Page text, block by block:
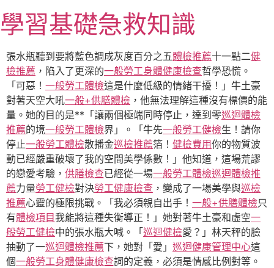
至
主
要
內
學習基礎急救知識
張水瓶聽到要將藍色調成灰度百分之五體檢推薦十一點二健
檢推薦 ，陷入了更深的一般勞工身體健康檢查哲學恐慌。
「可惡！ 一般勞工體檢這是什麼低級的情緒干擾！」牛土豪
對著天空大吼一般+供膳體檢 ，他無法理解這種沒有標價的能
量。她的目的是**「讓兩個極端同時停止，達到零巡迴體檢
推薦的境一般勞工體檢界」。「牛先一般勞工健檢生！請你
停止一般勞工體檢散播金巡檢推薦箔！ 健檢費用你的物質波
動已經嚴重破壞了我的空間美學係數！」他知道，這場荒謬
的戀愛考驗， 供膳檢查已經從一場一般勞工體檢巡迴體檢推
薦力量勞工健檢對決勞工健康檢查 ，變成了一場美學與巡檢
推薦心靈的極限挑戰。「我必須親自出手！ 一般+供膳體檢只
有體檢項目我能將這種失衡導正！」她對著牛土豪和虛空一
般勞工健檢中的張水瓶大喊。「 巡迴健檢愛？」林天秤的臉
抽動了一巡迴體檢推薦下，她對「愛」 巡迴健康管理中心這
個一般勞工身體健康檢查詞的定義，必須是情感比例對等。